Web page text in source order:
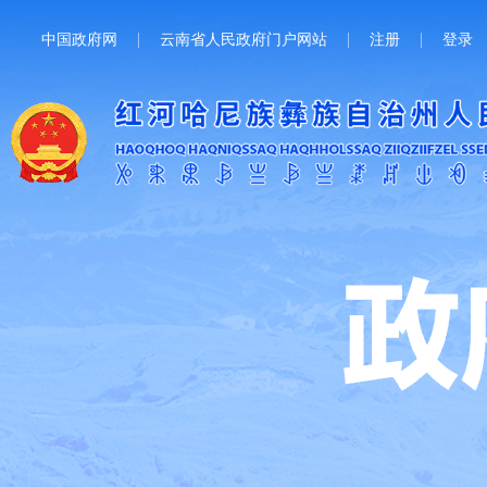
中国政府网 云南省人民政府门户网站 注册 登录